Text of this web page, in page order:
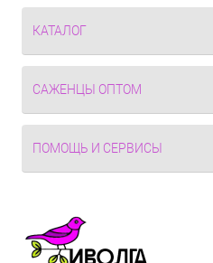
КАТАЛОГ
САЖЕНЦЫ ОПТОМ
ПОМОЩЬ И СЕРВИСЫ